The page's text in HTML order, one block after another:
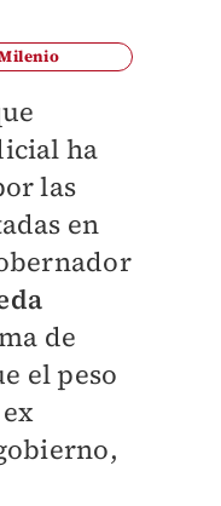
ha
las
en
de
el peso